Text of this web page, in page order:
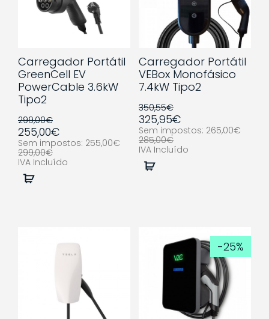
Carregador Portátil
GreenCell EV
PowerCable 3.6kW
Tipo2
299,00€
255,00€
Sem impostos: 255,00€
299,00€
IVA Incluído
Comprar
Carregador Portátil
VEBox Monofásico
7.4kW Tipo2
350,55€
325,95€
Sem impostos: 265,00€
285,00€
IVA Incluído
Comprar
-25%